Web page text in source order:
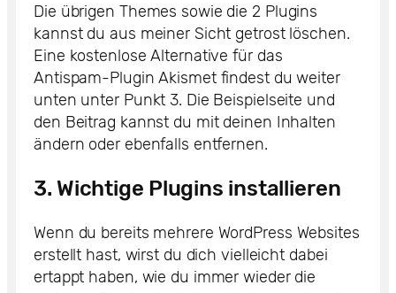
Die übrigen Themes sowie die 2 Plugins
kannst du aus meiner Sicht getrost löschen.
Eine kostenlose Alternative für das
Antispam-Plugin Akismet findest du weiter
unten unter Punkt 3. Die Beispielseite und
den Beitrag kannst du mit deinen Inhalten
ändern oder ebenfalls entfernen.
3. Wichtige Plugins installieren
Wenn du bereits mehrere WordPress Websites
erstellt hast, wirst du dich vielleicht dabei
ertappt haben, wie du immer wieder die